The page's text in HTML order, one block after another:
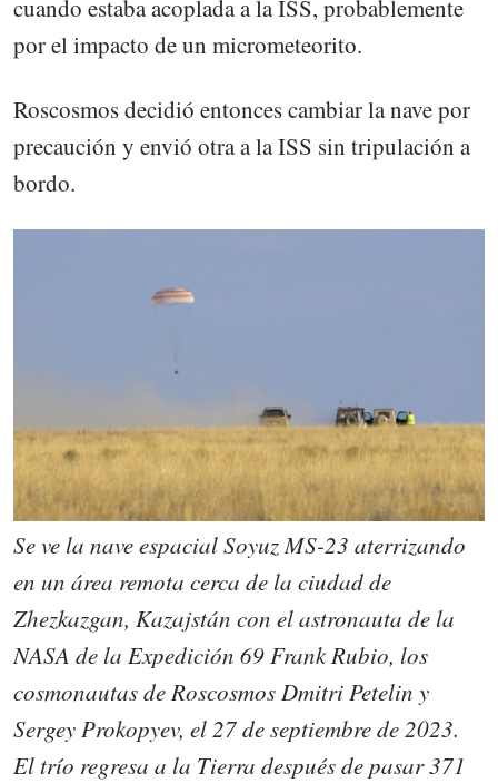
cuando estaba acoplada a la ISS, probablemente
por el impacto de un micrometeorito.
Roscosmos decidió entonces cambiar la nave por
precaución y envió otra a la ISS sin tripulación a
bordo.
Se ve la nave espacial Soyuz MS-23 aterrizando
en un área remota cerca de la ciudad de
Zhezkazgan, Kazajstán con el astronauta de la
NASA de la Expedición 69 Frank Rubio, los
cosmonautas de Roscosmos Dmitri Petelin y
Sergey Prokopyev, el 27 de septiembre de 2023.
El trío regresa a la Tierra después de pasar 371